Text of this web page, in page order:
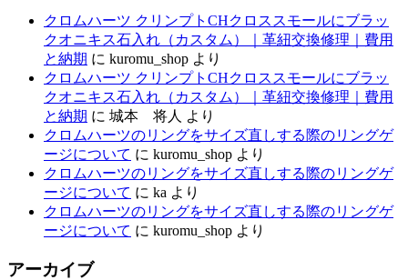
クロムハーツ クリンプトCHクロススモールにブラッ
クオニキス石入れ（カスタム）｜革紐交換修理｜費用
と納期 に kuromu_shop より
クロムハーツ クリンプトCHクロススモールにブラッ
クオニキス石入れ（カスタム）｜革紐交換修理｜費用
と納期 に 城本 将人 より
クロムハーツのリングをサイズ直しする際のリングゲ
ージについて に kuromu_shop より
クロムハーツのリングをサイズ直しする際のリングゲ
ージについて に ka より
クロムハーツのリングをサイズ直しする際のリングゲ
ージについて に kuromu_shop より
アーカイブ